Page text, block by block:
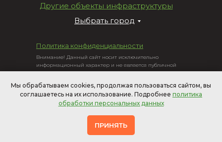
Сайт сделан в агентстве L7
Внимание! Данный сайт носит исключительно
информационный характер и не является публичной
офертой, определяемой положениями Статьи 437
Гражданского Кодекса РФ.
©«Cleaning Moscow» 2012-2026
Политика конфиденциальности
Начиная использоватьсайт, Вы соглашаетесь с условиями
персональных данных
Другие объекты инфраструктуры
Выбрать город
Мы обрабатываем cookies, продолжая пользоваться сайтом, вы
соглашаетесь на их использование. Подробнее политика
обработки персональных данных
ПРИНЯТЬ